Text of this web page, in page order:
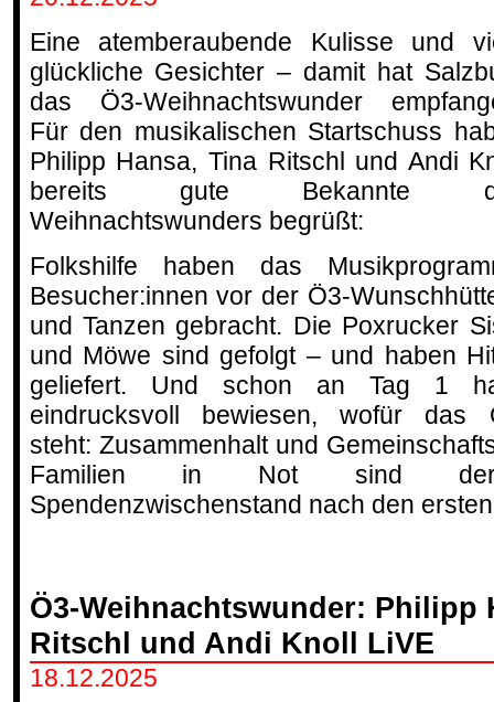
Eine atemberaubende Kulisse und
glückliche Gesichter – damit hat
das Ö3-Weihnachtswunder
Für den musikalischen Startschuss
Philipp Hansa, Tina Ritschl und Andi
bereits gute Bekannte
Weihnachtswunders begrüßt:
Folkshilfe haben das
Besucher:innen vor der Ö3-
und Tanzen gebracht. Die Poxrucker
und Möwe sind gefolgt – und haben
geliefert. Und schon an Tag 1
eindrucksvoll bewiesen, wofür das
steht: Zusammenhalt und
Familien in Not sind der
Spendenzwischenstand nach den
Ö3-Weihnachtswunder: Philipp
Ritschl und Andi Knoll LiVE
18.12.2025